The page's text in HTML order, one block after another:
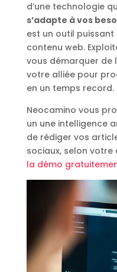
d’une technologie
s’adapte à vos
est un outil
contenu web.
vous démarquer de
votre alliée pour
en un temps record.
Neocamino vous
un une intelligence
de rédiger vos
sociaux, selon votre
la démo